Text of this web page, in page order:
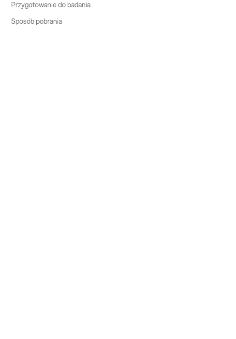
Przygotowanie do badania
Sposób pobrania